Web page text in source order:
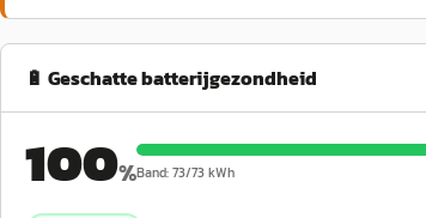
🔋 Geschatte batterijgezondheid
100%Band:73/73kWh